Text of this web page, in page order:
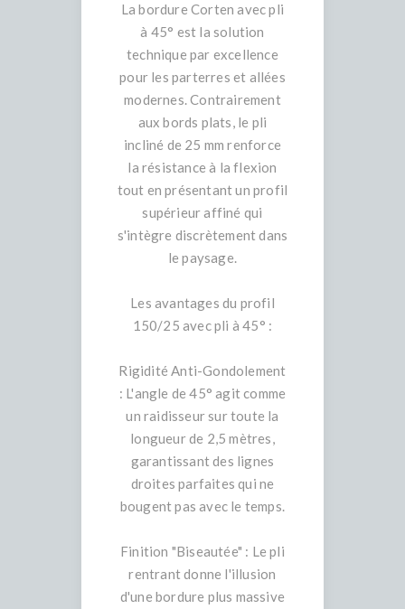
La bordure Corten avec pli
à 45° est la solution
technique par excellence
pour les parterres et allées
modernes. Contrairement
aux bords plats, le pli
incliné de 25 mm renforce
la résistance à la flexion
tout en présentant un profil
supérieur affiné qui
s'intègre discrètement dans
le paysage.
Les avantages du profil
150/25 avec pli à 45° :
Rigidité Anti-Gondolement
: L'angle de 45° agit comme
un raidisseur sur toute la
longueur de 2,5 mètres,
garantissant des lignes
droites parfaites qui ne
bougent pas avec le temps.
Finition "Biseautée" : Le pli
rentrant donne l'illusion
d'une bordure plus massive